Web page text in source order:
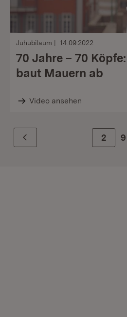
Juhubiläum 14.09.2022
70 Jahre – 70
baut Mauern ab
Video ansehen
Zurück Zur
2 9